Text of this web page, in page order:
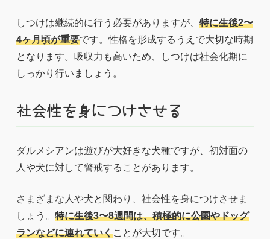
しつけは継続的に行う必要がありますが、 特に生後2〜
4ヶ月頃が重要です。性格を形成するうえで大切な時期
となります。吸収力も高いため、しつけは社会化期に
しっかり行いましょう。
社会性を身につけさせる
ダルメシアンは遊びが大好きな犬種ですが、初対面の
人や犬に対して警戒することがあります。
さまざまな人や犬と関わり、社会性を身につけさせま
しょう。 特に生後3〜8週間は、積極的に公園やドッグ
ランなどに連れていくことが大切です。